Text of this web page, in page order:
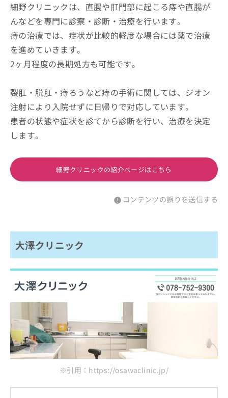
細野クリニックは、直腸や肛門部に起こる痔や直腸が
んなどを専門に診察・診断・治療を行います。
痔の治療では、症状が比較的軽度な場合には薬で治療
を進めていきます。
2ヶ月程度の長期処方も可能です。
裂肛・脱肛・痔ろうなど痔の手術に関しては、ジオン
注射により入院せずに日帰りで対応しています。
患者の状態や症状を診てから診断を行い、治療を決定
します。
細野クリニックの紹介ページはこちら
コンテンツの誤りを送信する
大澤クリニック
※引用：https://osawaclinic.jp/